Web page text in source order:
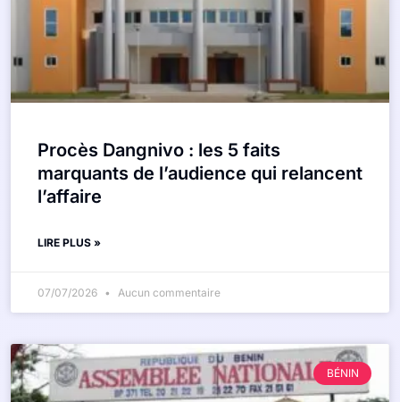
Procès Dangnivo : les 5 faits
marquants de l’audience qui relancent
l’affaire
LIRE PLUS »
07/07/2026 Aucun commentaire
BÉNIN